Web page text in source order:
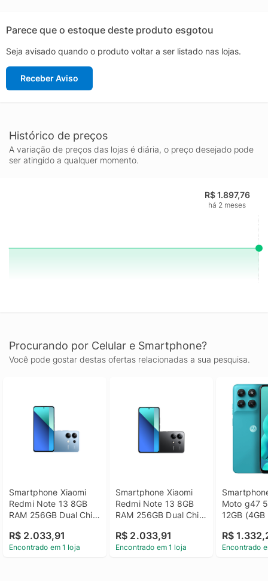
Parece que o estoque deste produto esgotou
Seja avisado quando o produto voltar a ser listado nas lojas.
Receber Aviso
Histórico de preços
A variação de preços das lojas é diária, o preço desejado pode
ser atingido a qualquer momento.
R$ 1.897,76
há 2 meses
Procurando por Celular e Smartphone?
Você pode gostar destas ofertas relacionadas a sua pesquisa.
Smartphone Xiaomi
Redmi Note 13 8GB
RAM 256GB Dual Chip
16MP/108MP Tela 6.7
FHD - Azul
R$ 2.033,91
Encontrado em 1 loja
Smartphone Xiaomi
Redmi Note 13 8GB
RAM 256GB Dual Chip
16MP/108MP Tela 6.7
FHD - Preto
R$ 2.033,91
Encontrado em 1 loja
Moto g47
12GB (4GB
câmera 50
LYTIA
R$
Encontrado